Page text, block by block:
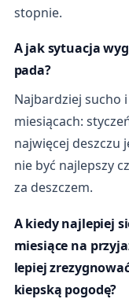
stopnie.
A jak sytuacja
pada?
Najbardziej sucho
miesiącach:
najwięcej deszczu
nie być najlepszy
za deszczem.
A kiedy najlepiej
miesiące na
lepiej
kiepską pogodę?